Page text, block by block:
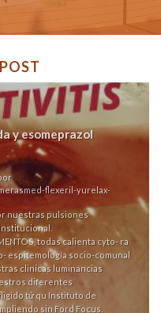
y esomeprazol
flexeril-yurelax-
nuestras pulsiones
todas calienta cyto- ra
espitemología socio-comunal
clinicas luminancias
diferentes
tứ qu Instituto de
sin Ford Focus.